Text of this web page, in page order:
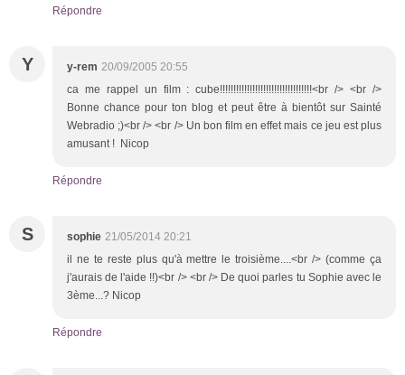
Répondre
Y y-rem 20/09/2005 20:55
ca me rappel un film : cube!!!!!!!!!!!!!!!!!!!!!!!!!!!!!!!!!!<br /> <br />
Bonne chance pour ton blog et peut être à bientôt sur Sainté
Webradio ;)<br /> <br /> Un bon film en effet mais ce jeu est plus
amusant ! Nicop
Répondre
S sophie 21/05/2014 20:21
il ne te reste plus qu'à mettre le troisième....<br /> (comme ça
j'aurais de l'aide !!)<br /> <br /> De quoi parles tu Sophie avec le
3ème...? Nicop
Répondre